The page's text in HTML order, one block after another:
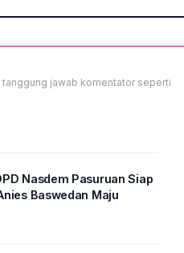
jawab komentator seperti
Nasdem Pasuruan Siap
Baswedan Maju